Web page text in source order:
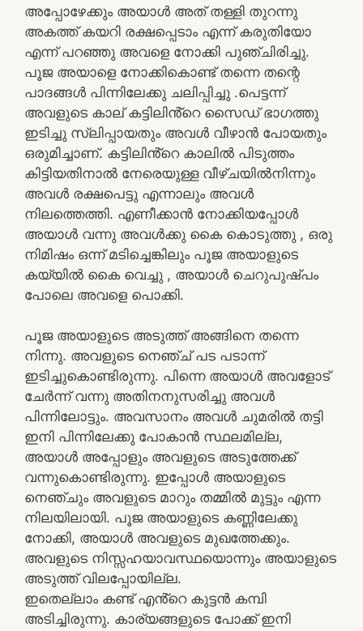
അപ്പോഴേക്കും അയാൾ അത് തള്ളി തുറന്നു
അകത്ത് കയറി രക്ഷപ്പെടാം എന്ന് കരുതിയോ
എന്ന് പറഞ്ഞു അവളെ നോക്കി പുഞ്ചിരിച്ചു.
പൂജ അയാളെ നോക്കികൊണ്ട്‌ തന്നെ തന്റെ
പാദങ്ങൾ പിന്നിലേക്കു ചലിപ്പിച്ചു .പെട്ടന്ന്
അവളുടെ കാല് കട്ടിലിൻ്റെ സൈഡ് ഭാഗത്തു
ഇടിച്ചു സ്ലിപ്പായതും അവൾ വീഴാൻ പോയതും
ഒരുമിച്ചാണ്. കട്ടിലിൻ്റെ കാലിൽ പിടുത്തം
കിട്ടിയതിനാൽ നേരെയുള്ള വീഴ്ചയിൽനിന്നും
അവൾ രക്ഷപെട്ടു എന്നാലും അവൾ
നിലത്തെത്തി. എണീക്കാൻ നോക്കിയപ്പോൾ
അയാൾ വന്നു അവൾക്കു കൈ കൊടുത്തു , ഒരു
നിമിഷം ഒന്ന് മടിച്ചെങ്കിലും പൂജ അയാളുടെ
കയ്യിൽ കൈ വെച്ചു , അയാൾ ചെറുപുഷ്പം
പോലെ അവളെ പൊക്കി.
പൂജ അയാളുടെ അടുത്ത് അങ്ങിനെ തന്നെ
നിന്നു. അവളുടെ നെഞ്ച് പട പടാന്ന്
ഇടിച്ചുകൊണ്ടിരുന്നു. പിന്നെ അയാൾ അവളോട്
ചേർന്ന് വന്നു അതിനനുസരിച്ചു അവൾ
പിന്നിലോട്ടും. അവസാനം അവൾ ചുമരിൽ തട്ടി
ഇനി പിന്നിലേക്കു പോകാൻ സ്ഥലമില്ല,
അയാൾ അപ്പോളും അവളുടെ അടുത്തേക്ക്
വന്നുകൊണ്ടിരുന്നു. ഇപ്പോൾ അയാളുടെ
നെഞ്ചും അവളുടെ മാറും തമ്മിൽ മുട്ടും എന്ന
നിലയിലായി. പൂജ അയാളുടെ കണ്ണിലേക്കു
നോക്കി, അയാൾ അവളുടെ മുഖത്തേക്കും.
അവളുടെ നിസ്സഹയാവസ്ഥയൊന്നും അയാളുടെ
അടുത്ത് വിലപ്പോയില്ല.
ഇതെല്ലാം കണ്ട് എൻ്റെ കുട്ടൻ കമ്പി
അടിച്ചിരുന്നു. കാര്യങ്ങളുടെ പോക്ക് ഇനി